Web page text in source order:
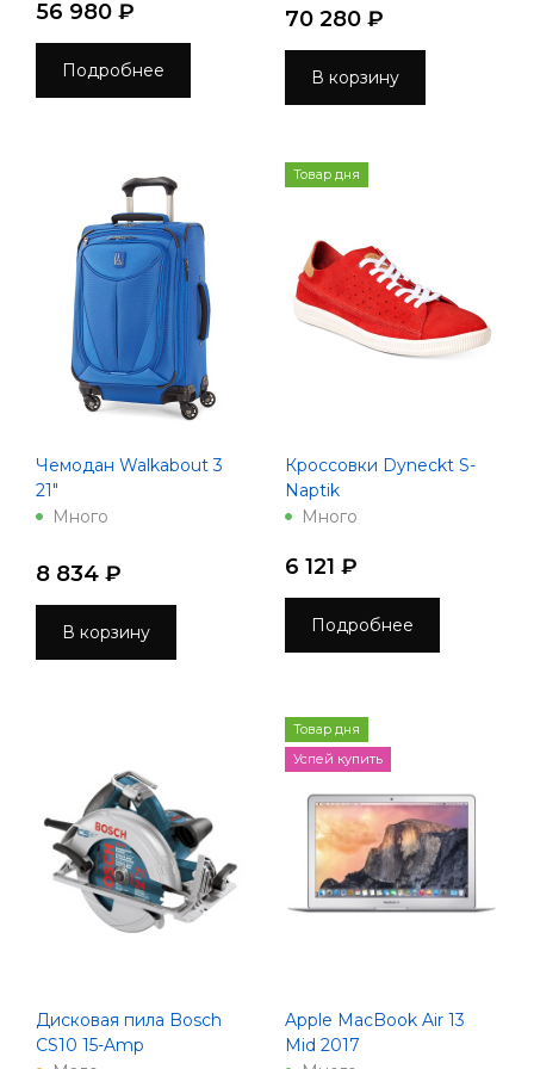
56 980 ₽
Подробнее
DVD-RW Win10Pro
70 280 ₽
В корзину
Чемодан Walkabout 3
21"
Много
8 834 ₽
В корзину
Товар дня
Кроссовки Dyneckt S-
Naptik
Много
6 121 ₽
Подробнее
Дисковая пила Bosch
CS10 15-Amp
Товар дня
Успей купить
Apple MacBook Air 13
Mid 2017